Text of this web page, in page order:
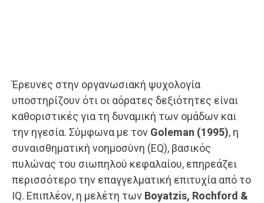
Έρευνες στην οργανωσιακή ψυχολογία
υποστηρίζουν ότι οι αόρατες δεξιότητες είναι
καθοριστικές για τη δυναμική των ομάδων και
την ηγεσία. Σύμφωνα με τον Goleman (1995), η
συναισθηματική νοημοσύνη (EQ), βασικός
πυλώνας του σιωπηλού κεφαλαίου, επηρεάζει
περισσότερο την επαγγελματική επιτυχία από το
IQ. Επιπλέον, η μελέτη των Boyatzis, Rochford &